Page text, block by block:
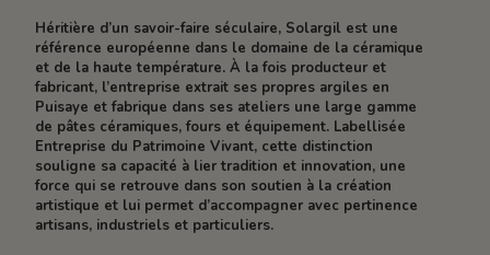
Héritière d’un savoir-faire séculaire, Solargil est une
référence européenne dans le domaine de la céramique
et de la haute température. À la fois producteur et
fabricant, l’entreprise extrait ses propres argiles en
Puisaye et fabrique dans ses ateliers une large gamme
de pâtes céramiques, fours et équipement. Labellisée
Entreprise du Patrimoine Vivant, cette distinction
souligne sa capacité à lier tradition et innovation, une
force qui se retrouve dans son soutien à la création
artistique et lui permet d’accompagner avec pertinence
artisans, industriels et particuliers.